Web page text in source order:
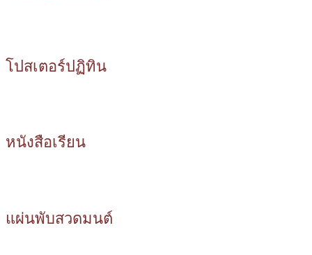
โปสเตอร์ปฏิทิน
หนังสือเรียน
แผ่นพับสวดมนต์